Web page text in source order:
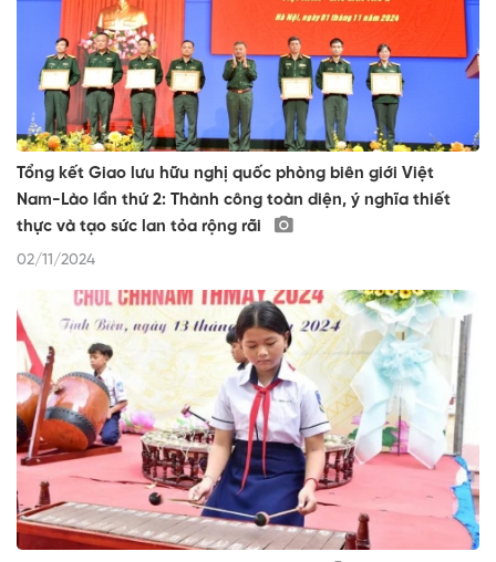
Tổng kết Giao lưu hữu nghị quốc phòng biên giới Việt
Nam-Lào lần thứ 2: Thành công toàn diện, ý nghĩa thiết
thực và tạo sức lan tỏa rộng rãi
02/11/2024